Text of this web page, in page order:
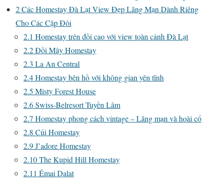
2Các Homestay Đà Lạt View Đẹp Lãng Mạn Dành Riêng
Cho Các Cặp Đôi
2.1 Homestay trên đồi cao với view toàn cảnh Đà Lạt
2.2Đồi Mây Homestay
2.3 La An Central
2.4Homestay bên hồ với không gian yên tĩnh
2.5 Misty Forest House
2.6Swiss-Belresort Tuyền Lâm
2.7 Homestay phong cách vintage – Lãng mạn và hoài cổ
2.8 Củi Homestay
2.9J’adore Homestay
2.10The Kupid Hill Homestay
2.11 Émai Dalat